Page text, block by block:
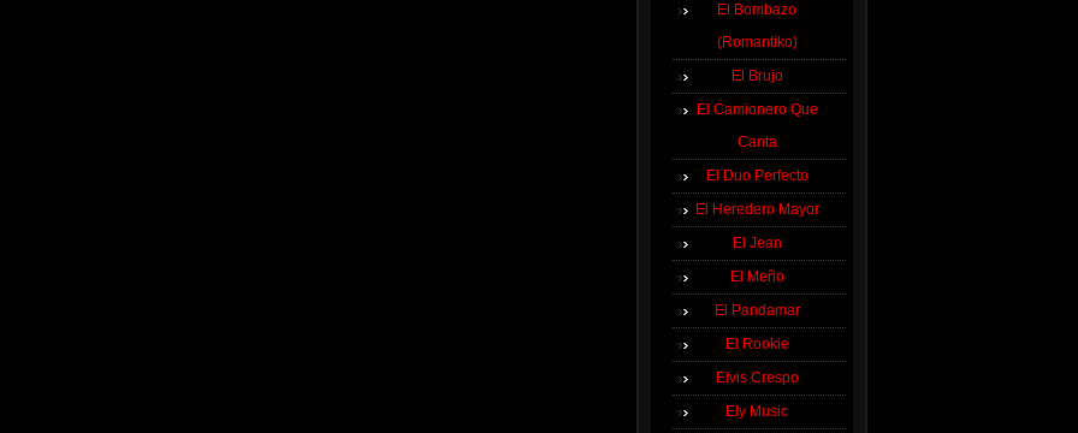
El Bombazo
(Romantiko)
El Brujo
El Camionero Que
Canta
El Duo Perfecto
El Heredero Mayor
El Jean
El Meño
El Pandamar
El Rookie
Elvis Crespo
Ely Music